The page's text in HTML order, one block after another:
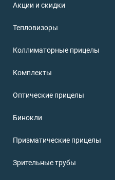
Акции и скидки
Тепловизоры
Коллиматорные прицелы
Комплекты
Оптические прицелы
Бинокли
Призматические прицелы
Зрительные трубы